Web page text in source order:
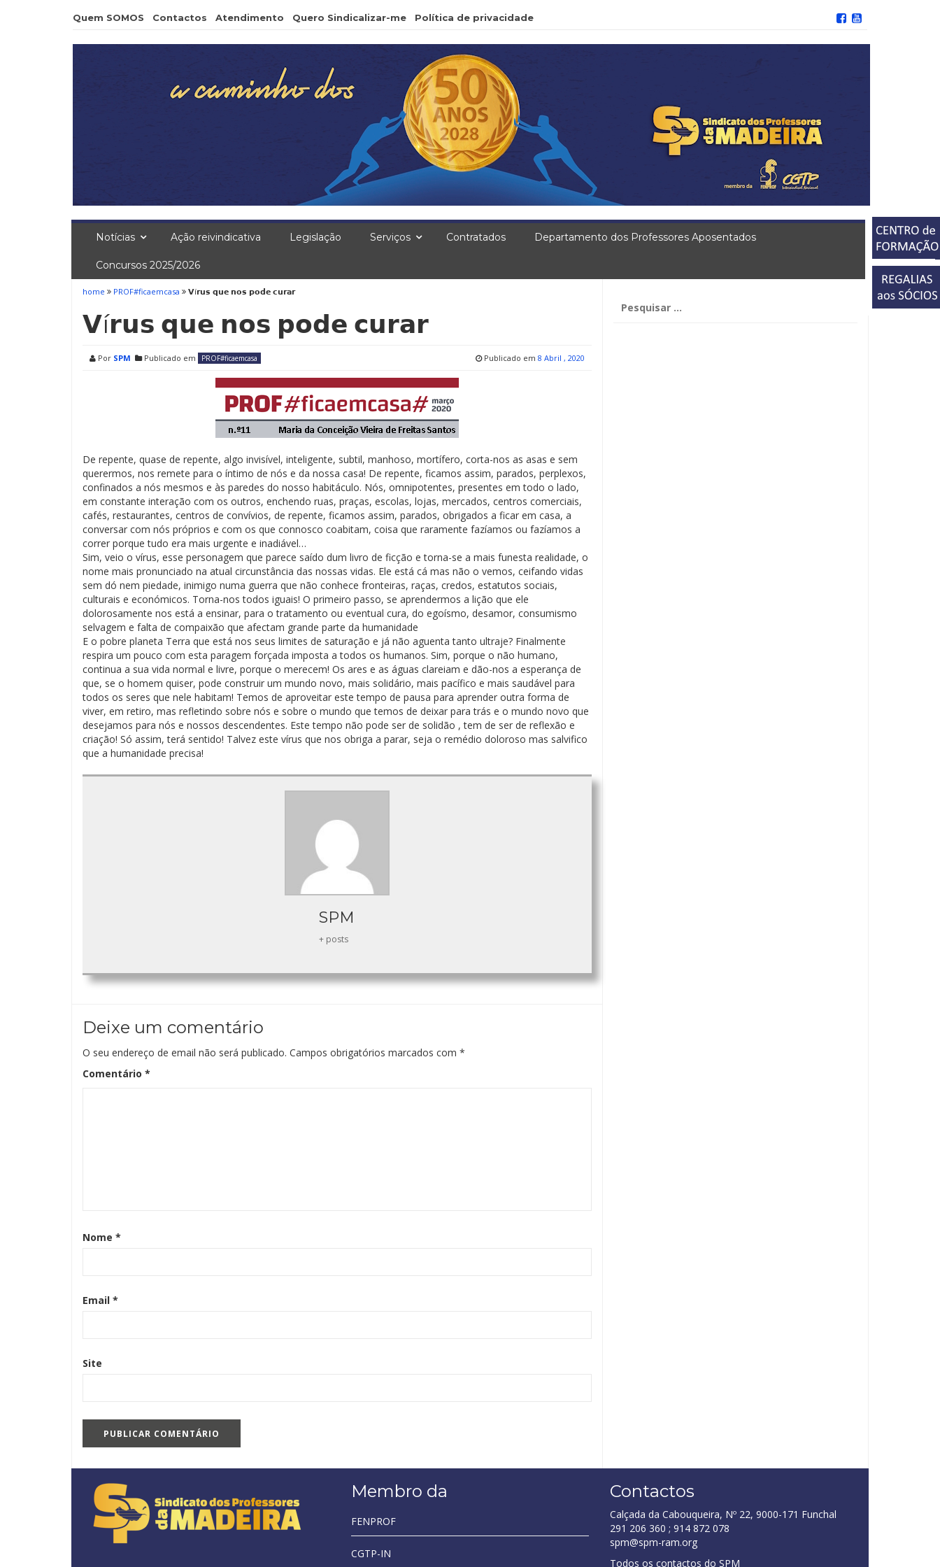
Quem SOMOS Contactos Atendimento Quero Sindicalizar-me Política de privacidade
Notícias Ação reivindicativa Legislação Serviços Contratados Departamento dos Professores Aposentados
Concursos 2025/2026
home PROF#ficaemcasa 𝗩í𝗿𝘂𝘀 𝗾𝘂𝗲 𝗻𝗼𝘀 𝗽𝗼𝗱𝗲 𝗰𝘂𝗿𝗮𝗿
𝗩í𝗿𝘂𝘀 𝗾𝘂𝗲 𝗻𝗼𝘀 𝗽𝗼𝗱𝗲 𝗰𝘂𝗿𝗮𝗿
Por SPM Publicado em PROF#ficaemcasa Publicado em 8 Abril , 2020
De repente, quase de repente, algo invisível, inteligente, subtil, manhoso, mortífero, corta-nos as asas e sem
querermos, nos remete para o íntimo de nós e da nossa casa! De repente, ficamos assim, parados, perplexos,
confinados a nós mesmos e às paredes do nosso habitáculo. Nós, omnipotentes, presentes em todo o lado,
em constante interação com os outros, enchendo ruas, praças, escolas, lojas, mercados, centros comerciais,
cafés, restaurantes, centros de convívios, de repente, ficamos assim, parados, obrigados a ficar em casa, a
conversar com nós próprios e com os que connosco coabitam, coisa que raramente fazíamos ou fazíamos a
correr porque tudo era mais urgente e inadiável…
Sim, veio o vírus, esse personagem que parece saído dum livro de ficção e torna-se a mais funesta realidade, o
nome mais pronunciado na atual circunstância das nossas vidas. Ele está cá mas não o vemos, ceifando vidas
sem dó nem piedade, inimigo numa guerra que não conhece fronteiras, raças, credos, estatutos sociais,
culturais e económicos. Torna-nos todos iguais! O primeiro passo, se aprendermos a lição que ele
dolorosamente nos está a ensinar, para o tratamento ou eventual cura, do egoísmo, desamor, consumismo
selvagem e falta de compaixão que afectam grande parte da humanidade
E o pobre planeta Terra que está nos seus limites de saturação e já não aguenta tanto ultraje? Finalmente
respira um pouco com esta paragem forçada imposta a todos os humanos. Sim, porque o não humano,
continua a sua vida normal e livre, porque o merecem! Os ares e as águas clareiam e dão-nos a esperança de
que, se o homem quiser, pode construir um mundo novo, mais solidário, mais pacífico e mais saudável para
todos os seres que nele habitam! Temos de aproveitar este tempo de pausa para aprender outra forma de
viver, em retiro, mas refletindo sobre nós e sobre o mundo que temos de deixar para trás e o mundo novo que
desejamos para nós e nossos descendentes. Este tempo não pode ser de solidão , tem de ser de reflexão e
criação! Só assim, terá sentido! Talvez este vírus que nos obriga a parar, seja o remédio doloroso mas salvifico
que a humanidade precisa!
SPM
+ posts
Deixe um comentário
O seu endereço de email não será publicado. Campos obrigatórios marcados com *
Comentário *
Nome *
Email *
Site
por:
Membro da
FENPROF
CGTP-IN
Contactos
Calçada da Cabouqueira, Nº 22, 9000-171 Funchal
291 206 360 ; 914 872 078
spm@spm-ram.org
Todos os contactos do SPM